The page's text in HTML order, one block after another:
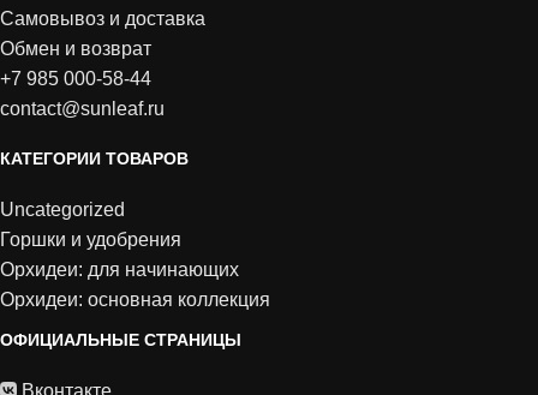
Самовывоз и доставка
Обмен и возврат
+7 985 000-58-44
contact@sunleaf.ru
КАТЕГОРИИ ТОВАРОВ
Uncategorized
Горшки и удобрения
Орхидеи: для начинающих
Орхидеи: основная коллекция
ОФИЦИАЛЬНЫЕ СТРАНИЦЫ
Вконтакте